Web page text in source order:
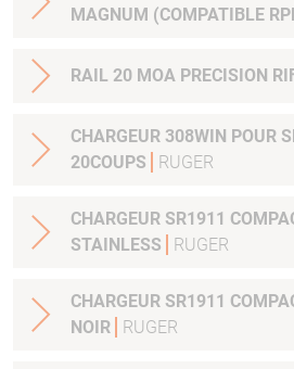
MAGNUM (COMPATIBLE
RAIL 20 MOA PRECISION
CHARGEUR 308WIN POUR
20COUPS
RUGER
CHARGEUR SR1911
STAINLESS
RUGER
CHARGEUR SR1911
NOIR
RUGER